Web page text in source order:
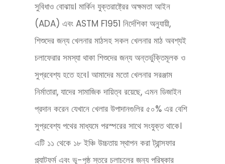
সুবিধাও বোঝায়। মার্কিন যুক্তরাষ্ট্রের অক্ষমতা আইন
(ADA) এবং ASTM F1951 নির্দেশিকা অনুযায়ী,
শিশুদের জন্য খেলনার মাঠসহ সকল খেলনার মাঠ অবশ্যই
চলাফেরার সমস্যা থাকা শিশুদের জন্য অন্তর্ভুক্তিমূলক ও
সুপ্রবেশ্য হতে হবে। আমাদের মতো খেলনার সরঞ্জাম
নির্মাতারা, যাদের সামাজিক দায়িত্ব রয়েছে, এমন ডিজাইন
প্রদান করেন যেখানে খেলার উপাদানগুলির ৫০% এর বেশি
সুপ্রবেশ্য পথের মাধ্যমে পরস্পরের সাথে সংযুক্ত থাকে।
এটি ১১ থেকে ১৮ ইঞ্চি উচ্চতায় স্থাপন করা ট্রান্সফার
প্ল্যাটফর্ম এবং ভূ-পৃষ্ঠ স্তরে চলাচলের জন্য পরিষ্কার